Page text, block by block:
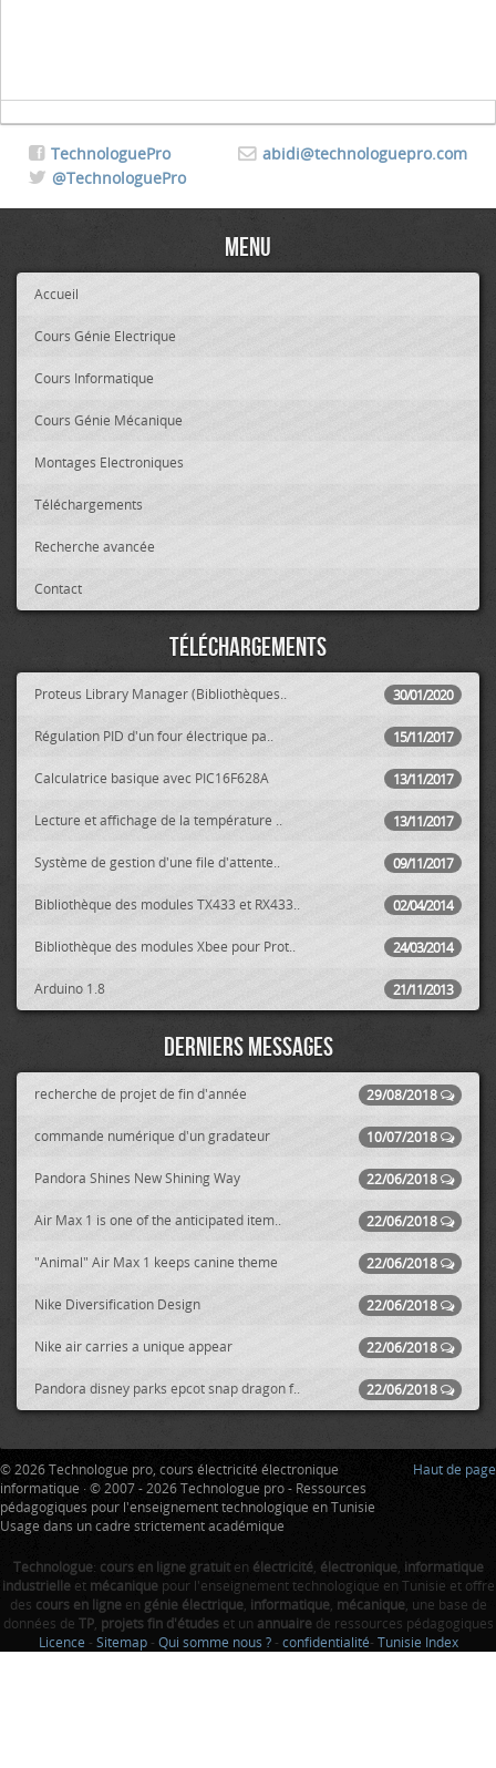
abidi@technologuepro.com
TechnologuePro
@TechnologuePro
Menu
Accueil
Cours Génie Electrique
Cours Informatique
Cours Génie Mécanique
Montages Electroniques
Téléchargements
Recherche avancée
Contact
Téléchargements
30/01/2020
Proteus Library Manager (Bibliothèques..
15/11/2017
Régulation PID d'un four électrique pa..
13/11/2017
Calculatrice basique avec PIC16F628A
13/11/2017
Lecture et affichage de la température ..
09/11/2017
Système de gestion d'une file d'attente..
02/04/2014
Bibliothèque des modules TX433 et RX433..
24/03/2014
Bibliothèque des modules Xbee pour Prot..
21/11/2013
Arduino 1.8
Derniers messages
29/08/2018
recherche de projet de fin d'année
10/07/2018
commande numérique d'un gradateur
22/06/2018
Pandora Shines New Shining Way
22/06/2018
Air Max 1 is one of the anticipated item..
22/06/2018
"Animal" Air Max 1 keeps canine theme
22/06/2018
Nike Diversification Design
22/06/2018
Nike air carries a unique appear
22/06/2018
Pandora disney parks epcot snap dragon f..
Haut de page
© 2026 Technologue pro, cours électricité électronique
informatique · © 2007 - 2026 Technologue pro - Ressources
pédagogiques pour l'enseignement technologique en Tunisie
Usage dans un cadre strictement académique
Technologue: cours en ligne gratuiten électricité, électronique, informatique
industrielleet mécaniquepour l'enseignement technologique en Tunisie et offre
des cours en ligneen génie électrique, informatique, mécanique, une base de
données de TP, projets fin d'étudeset un annuairede ressources pédagogiques
Licence - Sitemap - Qui somme nous ? - confidentialité- Tunisie Index